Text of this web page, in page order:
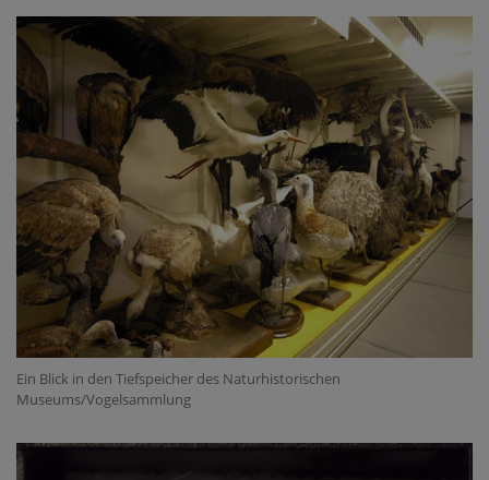
Ein Blick in den Tiefspeicher des Naturhistorischen
Museums/Vogelsammlung